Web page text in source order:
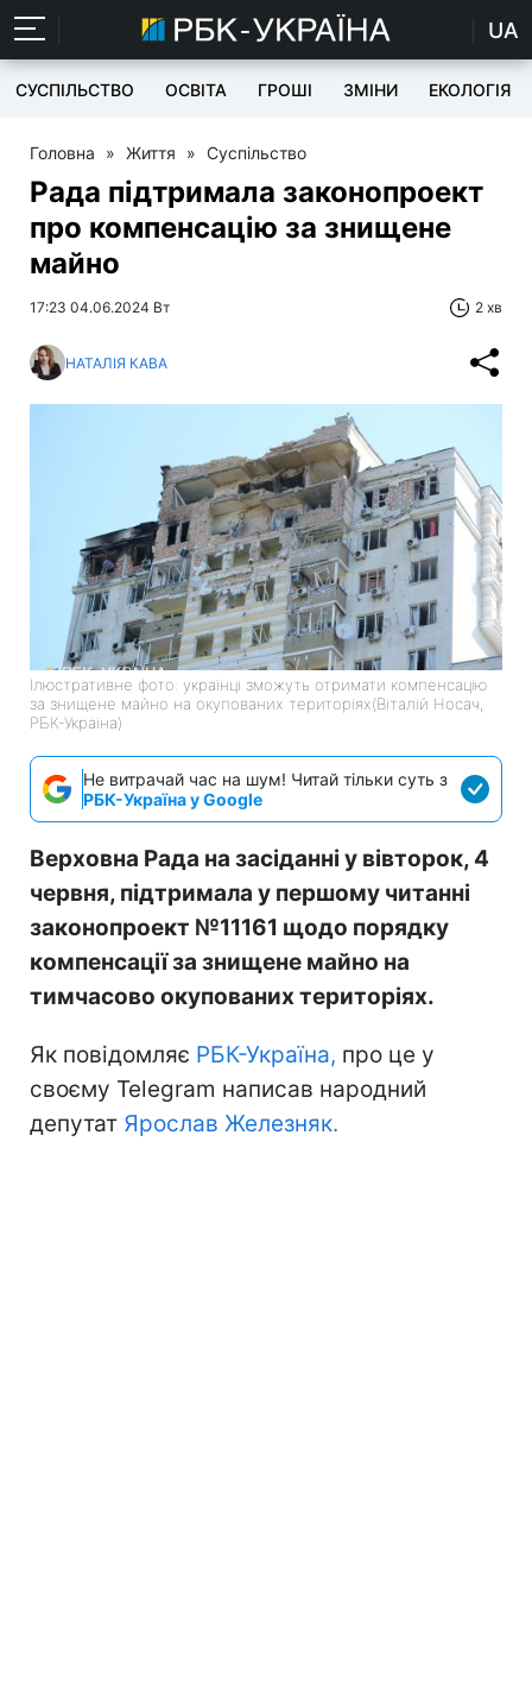
UA
СУСПІЛЬСТВО ОСВІТА ГРОШІ ЗМІНИ ЕКОЛОГІЯ
Головна » Життя » Суспільство
Рада підтримала законопроект
про компенсацію за знищене
майно
17:23 04.06.2024 Вт 2 хв
НАТАЛІЯ КАВА
Ілюстративне фото: українці зможуть отримати компенсацію
за знищене майно на окупованих територіях(Віталій Носач,
РБК-Україна)
Не витрачай час на шум! Читай тільки суть з
РБК-Україна у Google
Верховна Рада на засіданні у вівторок, 4
червня, підтримала у першому читанні
законопроект №11161 щодо порядку
компенсації за знищене майно на
тимчасово окупованих територіях.
Як повідомляє РБК-Україна, про це у
своєму Telegram написав народний
депутат Ярослав Железняк.